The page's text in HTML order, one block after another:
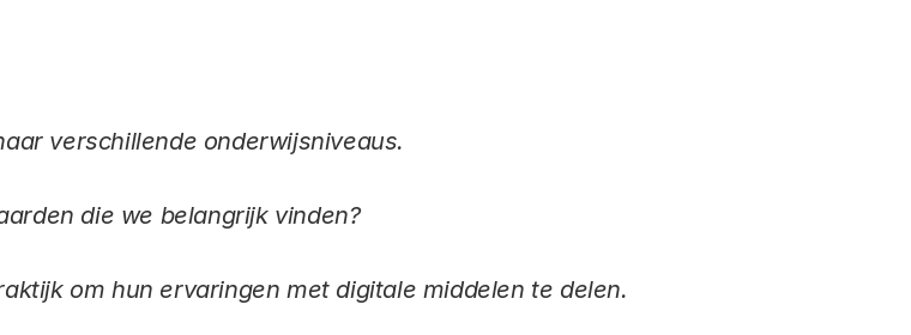
verschillende onderwijsniveaus.
die we belangrijk vinden?
om hun ervaringen met digitale middelen te delen.